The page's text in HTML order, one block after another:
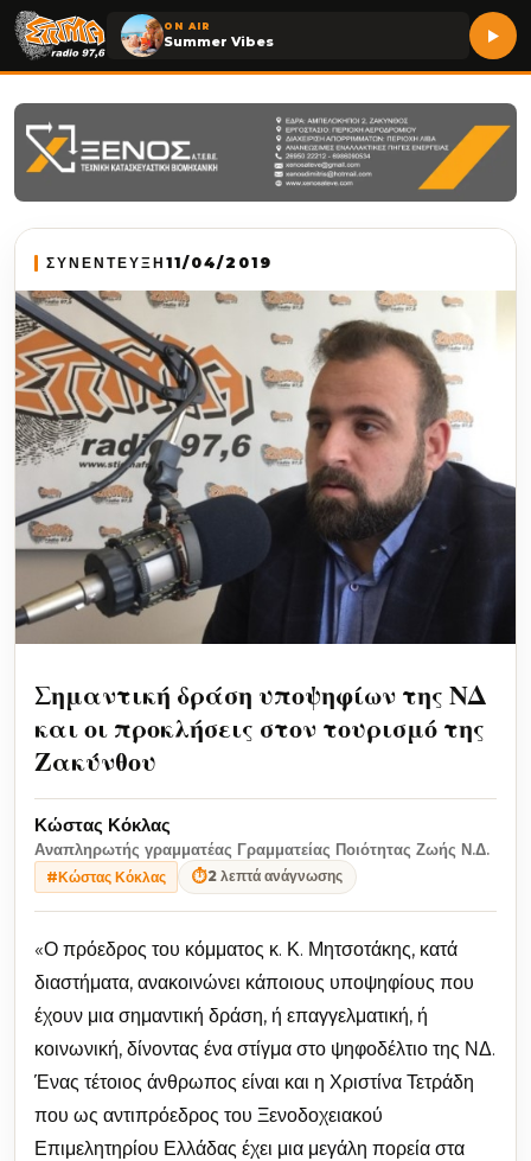
ON AIR
Summer Vibes
ΣΥΝΕΝΤΕΥΞΗ 11/04/2019
Σημαντική δράση υποψηφίων της ΝΔ
και οι προκλήσεις στον τουρισμό της
Ζακύνθου
Κώστας Κόκλας
Αναπληρωτής γραμματέας Γραμματείας Ποιότητας Ζωής Ν.Δ.
#Κώστας Κόκλας ⏱2 λεπτά ανάγνωσης
«Ο πρόεδρος του κόμματος κ. Κ. Μητσοτάκης, κατά
διαστήματα, ανακοινώνει κάποιους υποψηφίους που
έχουν μια σημαντική δράση, ή επαγγελματική, ή
κοινωνική, δίνοντας ένα στίγμα στο ψηφοδέλτιο της ΝΔ.
Ένας τέτοιος άνθρωπος είναι και η Χριστίνα Τετράδη
που ως αντιπρόεδρος του Ξενοδοχειακού
Επιμελητηρίου Ελλάδας έχει μια μεγάλη πορεία στα